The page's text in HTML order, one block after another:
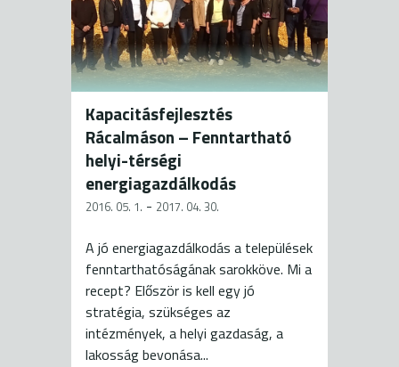
Kapacitásfejlesztés
Rácalmáson – Fenntartható
helyi-térségi
energiagazdálkodás
2016. 05. 1. - 2017. 04. 30.
A jó energiagazdálkodás a települések
fenntarthatóságának sarokköve. Mi a
recept? Először is kell egy jó
stratégia, szükséges az
intézmények, a helyi gazdaság, a
lakosság bevonása...